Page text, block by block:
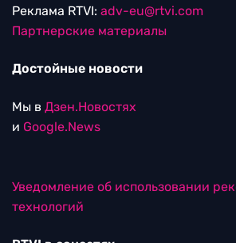
Реклама RTVI: adv-eu@rtvi.com
Партнерские материалы
Достойные новости
Мы в Дзен.Новостях
и Google.News
Уведомление об использовании
технологий